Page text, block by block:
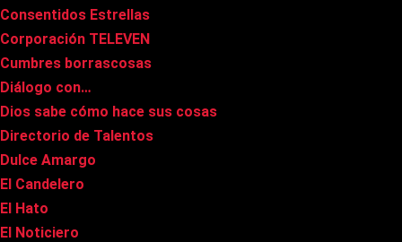
Consentidos Estrellas
Corporación TELEVEN
Cumbres borrascosas
Diálogo con…
Dios sabe cómo hace sus cosas
Directorio de Talentos
Dulce Amargo
El Candelero
El Hato
El Noticiero